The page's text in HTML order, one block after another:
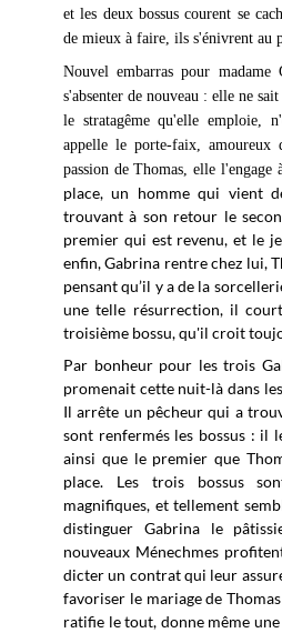
et les deux bossus courent se
de mieux à faire, ils s'énivrent au
Nouvel embarras pour
s'absenter de nouveau : elle ne
le stratagême qu'elle emploie,
appelle le porte-faix,
passion de Thomas, elle l'engage
place, un homme qui vient
trouvant à son retour le
premier qui est revenu, et le
enfin, Gabrina rentre chez lui,
pensant qu’il y a de la
une telle résurrection, il
troisième bossu, qu'il croit
Par bonheur pour les trois
promenait cette nuit-là dans
Il arrête un pêcheur qui a
sont renfermés les bossus : il
ainsi que le premier que
place. Les trois bossus
magnifiques, et tellement
distinguer Gabrina le
nouveaux Ménechmes
dicter un contrat qui leur
favoriser le mariage de
ratifie le tout, donne même